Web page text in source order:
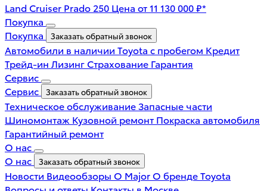
Land Cruiser Prado 250 Цена от 11 130 000 ₽*
Покупка
Покупка
Заказать обратный звонок
Автомобили в наличии Toyota с пробегом Кредит
Трейд-ин Лизинг Страхование Гарантия
Сервис
Сервис
Заказать обратный звонок
Техническое обслуживаниеЗапасные части
Шиномонтаж Кузовной ремонт Покраска автомобиля
Гарантийный ремонт
О нас
О нас
Заказать обратный звонок
Новости Видеообзоры О Major О бренде Toyota